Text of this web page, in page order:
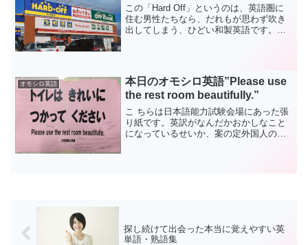
この「Hard Off」というのは、英語圏に
住む男性たちなら、だれもが思わず吹き
出してしまう、ひどい和製英語です。コ
店舗が複数あ...
オモシロ英語
本日のオモシロ英語”Please use
the rest room beautifully.”
こ ちらは日本語能力試験会場にあった張
り紙です。英訳がなんだかおかしなこと
になっているせいか、案の定外国人の
探し続けて出会った本当に覚えやすい英
単語・熟語集